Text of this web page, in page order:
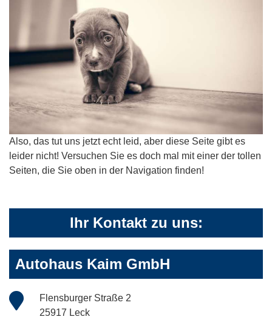
Also, das tut uns jetzt echt leid, aber diese Seite gibt es
leider nicht! Versuchen Sie es doch mal mit einer der tollen
Seiten, die Sie oben in der Navigation finden!
Ihr Kontakt zu uns:
Autohaus Kaim GmbH
Flensburger Straße 2
25917 Leck